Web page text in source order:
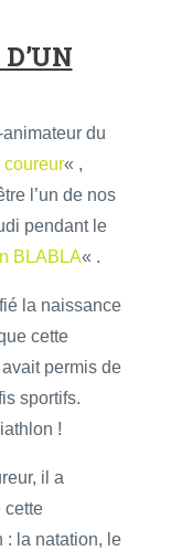
du
coureur« ,
l’un de nos
pendant le
BLABLA« .
la naissance
cette
permis de
sportifs.
!
il a
cette
: la natation, le